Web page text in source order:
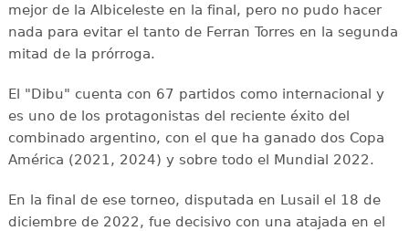
mejor de la Albiceleste en la final, pero no pudo hacer
nada para evitar el tanto de Ferran Torres en la segunda
mitad de la prórroga.
El "Dibu" cuenta con 67 partidos como internacional y
es uno de los protagonistas del reciente éxito del
combinado argentino, con el que ha ganado dos Copa
América (2021, 2024) y sobre todo el Mundial 2022.
En la final de ese torneo, disputada en Lusail el 18 de
diciembre de 2022, fue decisivo con una atajada en el